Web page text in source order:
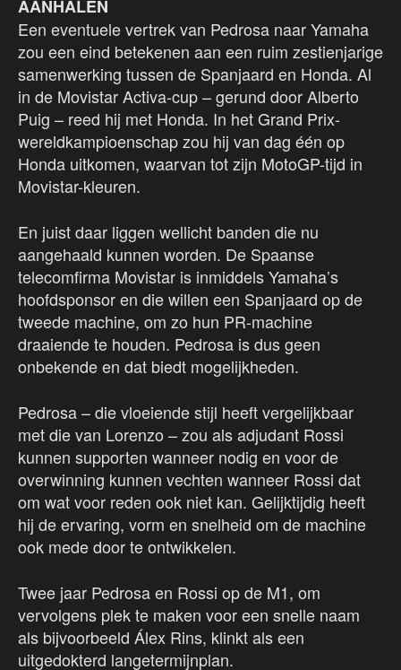
AANHALEN
Een eventuele vertrek van Pedrosa naar Yamaha
zou een eind betekenen aan een ruim zestienjarige
samenwerking tussen de Spanjaard en Honda. Al
in de Movistar Activa-cup – gerund door Alberto
Puig – reed hij met Honda. In het Grand Prix-
wereldkampioenschap zou hij van dag één op
Honda uitkomen, waarvan tot zijn MotoGP-tijd in
Movistar-kleuren.
En juist daar liggen wellicht banden die nu
aangehaald kunnen worden. De Spaanse
telecomfirma Movistar is inmiddels Yamaha’s
hoofdsponsor en die willen een Spanjaard op de
tweede machine, om zo hun PR-machine
draaiende te houden. Pedrosa is dus geen
onbekende en dat biedt mogelijkheden.
Pedrosa – die vloeiende stijl heeft vergelijkbaar
met die van Lorenzo – zou als adjudant Rossi
kunnen supporten wanneer nodig en voor de
overwinning kunnen vechten wanneer Rossi dat
om wat voor reden ook niet kan. Gelijktijdig heeft
hij de ervaring, vorm en snelheid om de machine
ook mede door te ontwikkelen.
Twee jaar Pedrosa en Rossi op de M1, om
vervolgens plek te maken voor een snelle naam
als bijvoorbeeld Álex Rins, klinkt als een
uitgedokterd langetermijnplan.